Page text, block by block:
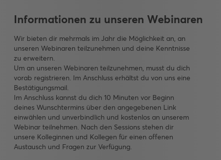
Informationen zu unseren Webinaren
Wir bieten dir mehrmals im Jahr die Möglichkeit an, an
unseren Webinaren teilzunehmen und deine Kenntnisse
zu erweitern.
Um an unseren Webinaren teilzunehmen, musst du dich
vorab registrieren. Im Anschluss erhältst du von uns eine
Bestätigungsmail.
Im Anschluss kannst du dich 10 Minuten vor Beginn
deines Wunschtermins über den angegebenen Link
einwählen und unverbindlich und kostenlos an unserem
Webinar teilnehmen. Nach den Sessions stehen dir
unsere Kolleginnen und Kollegen für einen offenen
Austausch und Fragen zur Verfügung.